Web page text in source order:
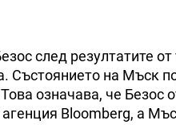
след резултатите от
Състоянието на Мъск
означава, че Безос
Bloomberg, а